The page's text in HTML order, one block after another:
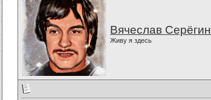
Вячеслав Серёгин
Живу я здесь